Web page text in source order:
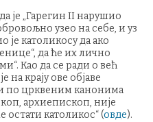
је „Гарегин II нарушио
узео на себе, и уз
је католикосу да ако
да ће их лично
Као да се ради о већ
на крају ове објаве
по црквеним канонима
архиепископ, није
католикос“ (овде).